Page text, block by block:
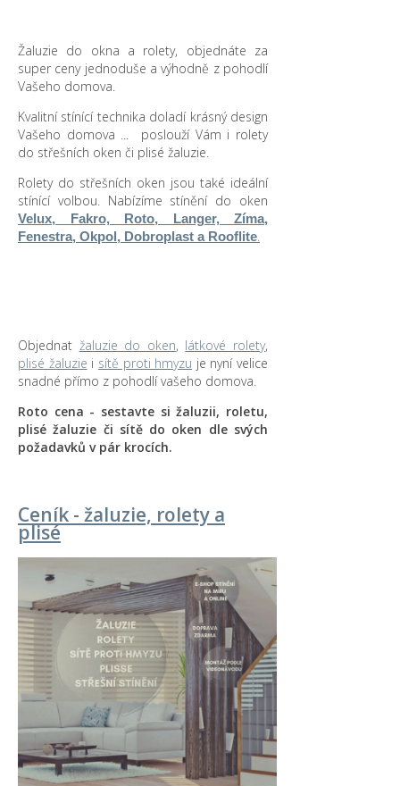
Žaluzie do okna a rolety, objednáte za
super ceny jednoduše a výhodně z pohodlí
Vašeho domova.
Kvalitní stínící technika doladí krásný design
Vašeho domova ... poslouží Vám i rolety
do střešních oken či plisé žaluzie.
Rolety do střešních oken jsou také ideální
stínící volbou. Nabízíme stínění do oken
Velux, Fakro, Roto, Langer, Zíma,
Fenestra, Okpol, Dobroplast a Rooflite.
Objednat žaluzie do oken, látkové rolety,
plisé žaluzie i sítě proti hmyzu je nyní velice
snadné přímo z pohodlí vašeho domova.
Roto cena - sestavte si žaluzii, roletu,
plisé žaluzie či sítě do oken dle svých
požadavků v pár krocích.
Ceník - žaluzie, rolety a
plisé